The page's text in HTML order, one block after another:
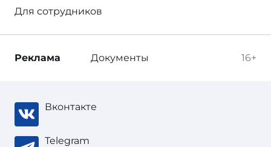
Для сотрудников
16+
Реклама Документы
Вконтакте
Telegram